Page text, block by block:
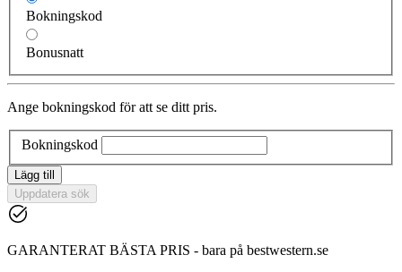
Bokningskod
Bonusnatt
Ange bokningskod för att se ditt pris.
Bokningskod
Lägg till
Uppdatera sök
GARANTERAT BÄSTA PRIS - bara på bestwestern.se